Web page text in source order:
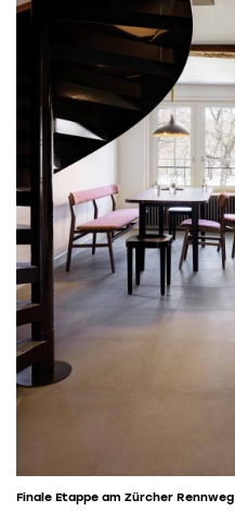
Finale Etappe am Zürcher Rennweg